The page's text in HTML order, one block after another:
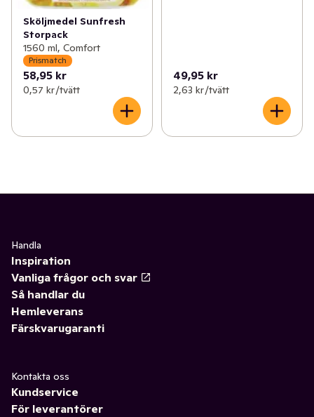
Sköljmedel Sunfresh
Storpack
1560 ml, Comfort
Prismatch
58,95 kr
0,57 kr /tvätt
49,95 kr
2,63 kr /tvätt
Handla
Inspiration
Vanliga frågor och svar
Så handlar du
Hemleverans
Färskvarugaranti
Kontakta oss
Kundservice
För leverantörer